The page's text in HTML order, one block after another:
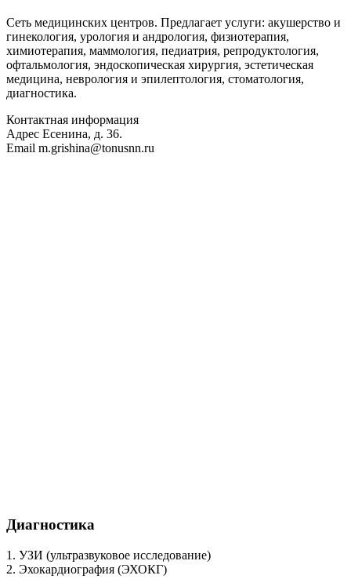
Сеть медицинских центров. Предлагает услуги: акушерство и
гинекология, урология и андрология, физиотерапия,
химиотерапия, маммология, педиатрия, репродуктология,
офтальмология, эндоскопическая хирургия, эстетическая
медицина, неврология и эпилептология, стоматология,
диагностика.
Контактная информация
Адрес Есенина, д. 36.
Email m.grishina@tonusnn.ru
Диагностика
1. УЗИ (ультразвуковое исследование)
2. Эхокардиография (ЭХОКГ)